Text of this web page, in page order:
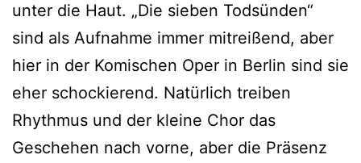
unter die Haut. „Die sieben Todsünden“
sind als Aufnahme immer mitreißend, aber
hier in der Komischen Oper in Berlin sind sie
eher schockierend. Natürlich treiben
Rhythmus und der kleine Chor das
Geschehen nach vorne, aber die Präsenz